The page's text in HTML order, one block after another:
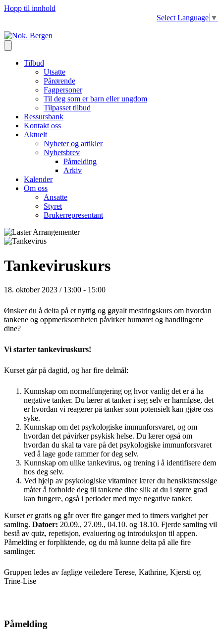
Hopp til innhold
Select Language ▼
Tilbud
Utsatte
Pårørende
Fagpersoner
Til deg som er barn eller ungdom
Tilpasset tilbud
Ressursbank
Kontakt oss
Aktuelt
Nyheter og artikler
Nyhetsbrev
Påmelding
Arkiv
Kalender
Om oss
Ansatte
Styret
Brukerrepresentant
Tankeviruskurs
18. oktober 2023 / 13:00 - 15:00
Ønsker du å delta på et nyttig og gøyalt mestringskurs om hvordan
tankene og oppmerksomheten påvirker humøret og handlingene
dine?
Vi starter tankeviruskurs!
Kurset går på dagtid, og har fire delmål:
Kunnskap om normalfungering og hvor vanlig det er å ha
negative tanker. Du lærer at tanker i seg selv er harmløse, det
er hvordan vi reagerer på tanker som potensielt kan gjøre oss
syke.
Kunnskap om det psykologiske immunforsvaret, og om
hvordan det påvirker psykisk helse. Du lærer også om
hvordan du skal ta vare på det psykologiske immunforsvaret
ved å lage gode rammer for deg selv.
Kunnskap om ulike tankevirus, og trening i å identifisere dem
hos deg selv.
Ved hjelp av psykologiske vitaminer lærer du hensiktsmessige
måter å forholde deg til tankene dine slik at du i større grad
kan fungere, også i perioder med mye negative tanker.
Kurset er gratis og går over fire ganger med to timers varighet per
samling. Datoer: 20.09., 27.09., 04.10. og 18.10. Fjerde samling vil
bestå av quiz, repetisjon, evaluering og introduksjon til appen.
Påmelding er forpliktende, og du må kunne delta på alle fire
samlinger.
Gruppen ledes av faglige veiledere Terese, Kathrine, Kjersti og
Trine-Lise
Påmelding